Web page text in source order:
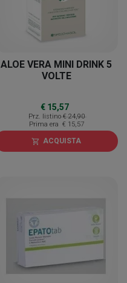
ALOE VERA MINI DRINK 5
VOLTE
€ 15,57
Prz. listino € 24,90
Prima era € 15,57
shopping_cart ACQUISTA